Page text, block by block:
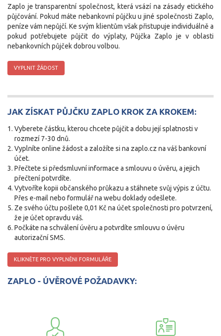
Zaplo je transparentní společnost, která vsází na zásady etického
půjčování. Pokud máte nebankovní půjčku u jiné společnosti Zaplo,
peníze vám nepůjčí. Ke svým klientům však přistupuje individuálně a
pokud potřebujete půjčit do výplaty, Půjčka Zaplo je v oblasti
nebankovních půjček dobrou volbou.
VYPLNIT ŽÁDOST
JAK ZÍSKAT PŮJČKU ZAPLO KROK ZA KROKEM:
Vyberete částku, kterou chcete půjčit a dobu její splatnosti v
rozmezí 7-30 dnů.
Vyplníte online žádost a založíte si na zaplo.cz na váš bankovní
účet.
Přečtete si předsmluvní informace a smlouvu o úvěru, a jejich
přečtení potvrdíte.
Vytvoříte kopii občanského průkazu a stáhnete svůj výpis z účtu.
Přes e-mail nebo formulář na webu doklady odešlete.
Ze svého účtu pošlete 0,01 Kč na účet společnosti pro potvrzení,
že je účet opravdu váš.
Počkáte na schválení úvěru a potvrdíte smlouvu o úvěru
autorizační SMS.
KLIKNĚTE PRO VYPLNĚNI FORMULÁŘE
ZAPLO - ÚVĚROVÉ POŽADAVKY: